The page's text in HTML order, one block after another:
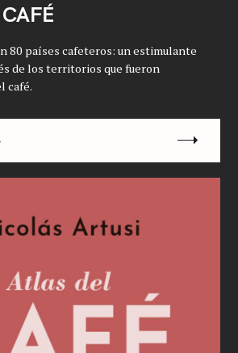
80 países cafeteros: un estimulante
de los territorios que fueron
café.